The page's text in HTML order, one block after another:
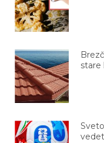
stare